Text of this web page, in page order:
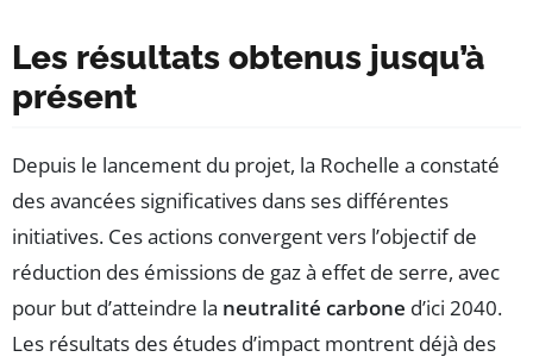
Les résultats obtenus jusqu’à
présent
Depuis le lancement du projet, la Rochelle a constaté
des avancées significatives dans ses différentes
initiatives. Ces actions convergent vers l’objectif de
réduction des émissions de gaz à effet de serre, avec
pour but d’atteindre la neutralité carbone d’ici 2040.
Les résultats des études d’impact montrent déjà des